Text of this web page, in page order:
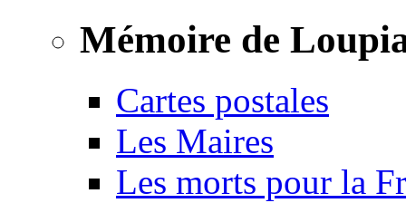
Mémoire de
Cartes postales
Les Maires
Les morts pour la